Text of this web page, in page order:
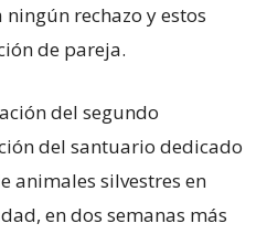
rechazo y estos
de pareja.
del segundo
del santuario dedicado
animales silvestres en
en dos semanas más